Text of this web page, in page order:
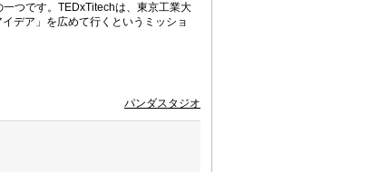
つです。TEDxTitechは、東京工業大
デア」を広めて行くというミッショ
パンダスタジオ